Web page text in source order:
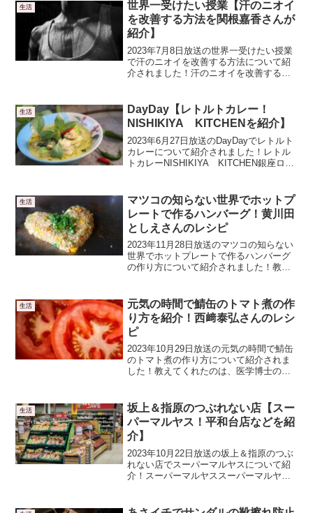
生活
世界一受けたい授業【汗のニオイ
を改善する方法を関根嘉香さんが
紹介】
2023年7月8日放送の世界一受けたい授業
で汗のニオイを改善する方法について紹
介されました！汗のニオイを改善する方
ニア臭が出ます・汗腺が劣化すると汗を
かきにくくなって老...
生活
DayDay【レトルトカレー！
NISHIKIYA KITCHENを紹介】
2023年6月27日放送のDayDayでレトルト
カレーについて紹介されました！レトル
トカレーNISHIKIYA KITCHEN銀座ロフ
ンプカレー 420円...
生活
マツコの知らない世界でホットプ
レートで作るハンバーグ！黄川田
としえさんのレシピ
2023年11月28日放送のマツコの知らない
世界でホットプレートで作るハンバーグ
の作り方について紹介されました！教え
うごはんができちゃった100 楽天で購入
ホットプレー...
生活
元気の時間で鯖缶のトマト煮の作
り方を紹介！西﨑泰弘さんのレシ
ピ
2023年10月29日放送の元気の時間で鯖缶
のトマト煮の作り方について紹介されま
した！教えてくれたのは、医学博士の西
水煮缶 1缶ホールトマト缶 1/4缶タマネ
ギ 1/...
生活
坂上＆指原のつぶれない店【スー
パーマルヤス！平和台店などを紹
介】
2023年10月22日放送の坂上＆指原のつぶ
れない店でスーパーマルヤスについて紹
介！スーパーマルヤススーパーマルヤス
パーマルヤス平和台店今回番組で紹介さ